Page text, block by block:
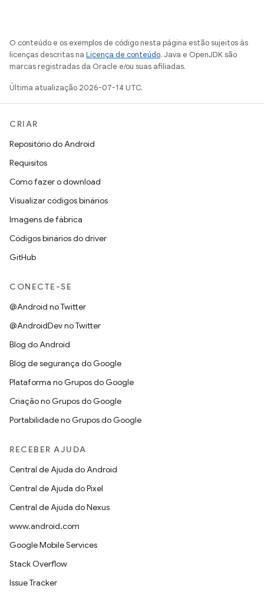
O conteúdo e os exemplos de código nesta página estão sujeitos às
licenças descritas na Licença de conteúdo. Java e OpenJDK são
marcas registradas da Oracle e/ou suas afiliadas.
Última atualização 2026-07-14 UTC.
CRIAR
Repositório do Android
Requisitos
Como fazer o download
Visualizar códigos binários
Imagens de fábrica
Códigos binários do driver
GitHub
CONECTE-SE
@Android no Twitter
@AndroidDev no Twitter
Blog do Android
Blog de segurança do Google
Plataforma no Grupos do Google
Criação no Grupos do Google
Portabilidade no Grupos do Google
RECEBER AJUDA
Central de Ajuda do Android
Central de Ajuda do Pixel
Central de Ajuda do Nexus
www.android.com
Google Mobile Services
Stack Overflow
Issue Tracker